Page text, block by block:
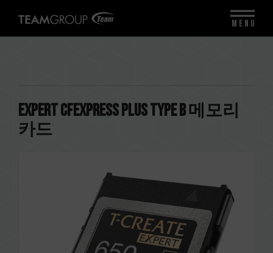
EXPERT CFexpress Plus Type B 메모리
카드
MENU